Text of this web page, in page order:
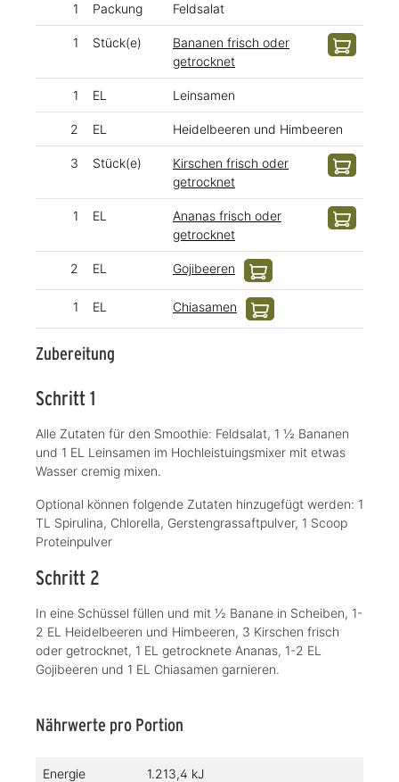
1 Packung Feldsalat
1 Stück(e)
Bananen frisch oder
getrocknet
1 EL Leinsamen
2 EL Heidelbeeren und Himbeeren
3 Stück(e)
Kirschen frisch oder
getrocknet
1 EL
Ananas frisch oder
getrocknet
2 EL Gojibeeren
1 EL Chiasamen
Zubereitung
Schritt 1
Alle Zutaten für den Smoothie: Feldsalat, 1 ½ Bananen
und 1 EL Leinsamen im Hochleistuingsmixer mit etwas
Wasser cremig mixen.
Optional können folgende Zutaten hinzugefügt werden: 1
TL Spirulina, Chlorella, Gerstengrassaftpulver, 1 Scoop
Proteinpulver
Schritt 2
In eine Schüssel füllen und mit ½ Banane in Scheiben, 1-
2 EL Heidelbeeren und Himbeeren, 3 Kirschen frisch
oder getrocknet, 1 EL getrocknete Ananas, 1-2 EL
Gojibeeren und 1 EL Chiasamen garnieren.
Nährwerte pro Portion
Energie 1.213,4 kJ